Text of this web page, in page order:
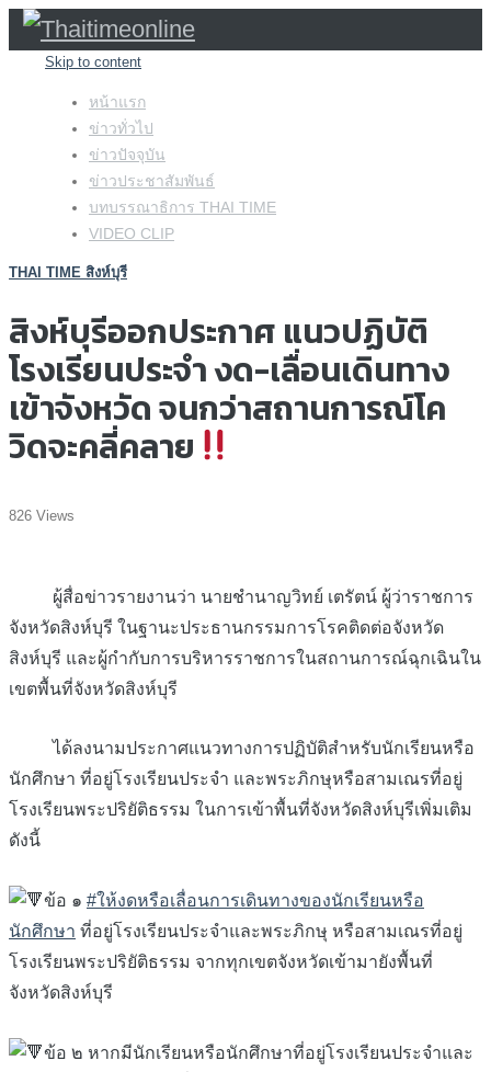
Skip to content
หน้าแรก
ข่าวทั่วไป
ข่าวปัจจุบัน
ข่าวประชาสัมพันธ์
บทบรรณาธิการ THAI TIME
VIDEO CLIP
THAI TIME สิงห์บุรี
สิงห์บุรีออกประกาศ แนวปฏิบัติ
โรงเรียนประจำ งด-เลื่อนเดินทาง
เข้าจังหวัด จนกว่าสถานการณ์โค
วิดจะคลี่คลาย
826 Views
ผู้สื่อข่าวรายงานว่า นายชำนาญวิทย์ เตรัตน์ ผู้ว่าราชการ
จังหวัดสิงห์บุรี ในฐานะประธานกรรมการโรคติดต่อจังหวัด
สิงห์บุรี และผู้กำกับการบริหารราชการในสถานการณ์ฉุกเฉินใน
เขตพื้นที่จังหวัดสิงห์บุรี
ได้ลงนามประกาศแนวทางการปฏิบัติสำหรับนักเรียนหรือ
นักศึกษา ที่อยู่โรงเรียนประจำ และพระภิกษุหรือสามเณรที่อยู่
โรงเรียนพระปริยัติธรรม ในการเข้าพื้นที่จังหวัดสิงห์บุรีเพิ่มเติม
ดังนี้
ข้อ ๑ #ให้งดหรือเลื่อนการเดินทางของนักเรียนหรือ
นักศึกษา ที่อยู่โรงเรียนประจำและพระภิกษุ หรือสามเณรที่อยู่
โรงเรียนพระปริยัติธรรม จากทุกเขตจังหวัดเข้ามายังพื้นที่
จังหวัดสิงห์บุรี
ข้อ ๒ หากมีนักเรียนหรือนักศึกษาที่อยู่โรงเรียนประจำและ